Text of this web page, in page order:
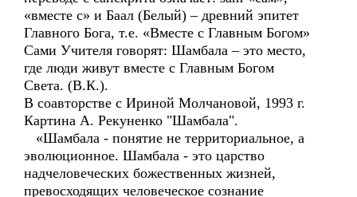
«вместе с» и Баал (Белый) – древний эпитет
Главного Бога, т.е. «Вместе с Главным Богом»
Сами Учителя говорят: Шамбала – это место,
где люди живут вместе с Главным Богом
Света. (В.К.).
В соавторстве с Ириной Молчановой, 1993 г.
Картина А. Рекуненко "Шамбала".
«Шамбала - понятие не территориальное, а
эволюционное. Шамбала - это царство
надчеловеческих божественных жизней,
превосходящих человеческое сознание